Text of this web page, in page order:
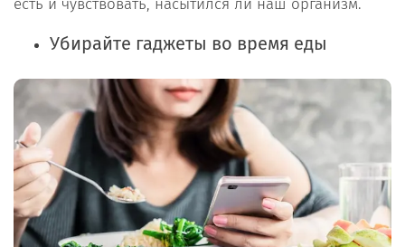
есть и чувствовать, насытился ли наш организм.
Убирайте гаджеты во время еды